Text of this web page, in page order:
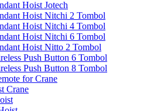
Hoist Jotech
Hoist Nitchi 2 Tombol
Hoist Nitchi 4 Tombol
Hoist Nitchi 6 Tombol
Hoist Nitto 2 Tombol
Push Button 6 Tombol
Push Button 8 Tombol
for Crane
Crane